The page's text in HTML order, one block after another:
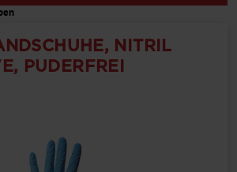
NITRIL
PUDERFREI